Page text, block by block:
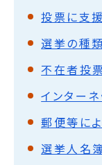
投票に支
選挙の種
不在者投
インター
郵便等に
選挙人名